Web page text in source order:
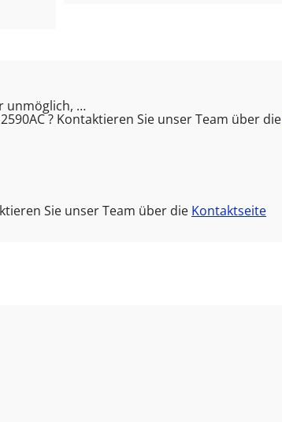
unmöglich, …
? Kontaktieren Sie unser Team über die
Sie unser Team über die Kontaktseite